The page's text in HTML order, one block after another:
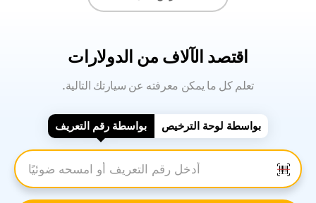
اقتصد الآلاف من الدولارات
.تعلم كل ما يمكن معرفته عن سيارتك التالية
بواسطة رقم التعريف بواسطة لوحة الترخيص
أدخل رقم التعريف